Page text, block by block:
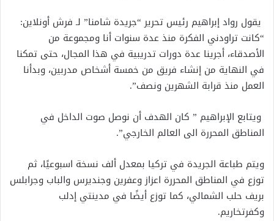
يقول رواد إبراهيم رئيس تحرير “جريدة شامنا” لـ فرش أونلاين:
“كانت تراودني الفكرة منذ عدة سنوات أنا ومجموعة من
الأصدقاء، أجرينا عدة دورات تدريبية في هذا المجال، حتى تمكنا
في النهاية من إنشاء فريق من خمسة أشخاص مدربين، وبدأنا
العمل منذ قرابة الشهرين ونصف”.
ويتابع الإبراهيم ” كان الهدف أن نوصل صوت الداخل في
المناطق المحررة الى العالم الخارجي”.
ويتم طباعة الجريدة في تركيا بمعدل ألف نسخة اسبوعيًا، ثم
توزع في المناطق المحررة اعزاز وعفرين وجنديرس والباب وجرابلس
بريف حلب الشمالي، كما توزع أيضًا في مدينتي إدلب
وكفرتخاريم.